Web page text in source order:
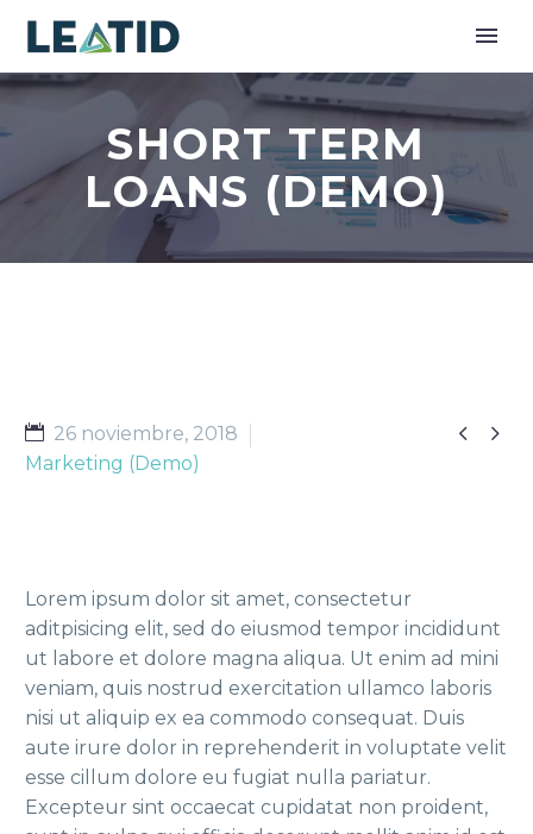
SHORT TERM
LOANS (DEMO)
 
26 noviembre, 2018
Marketing (Demo)
Lorem ipsum dolor sit amet, consectetur
aditpisicing elit, sed do eiusmod tempor incididunt
ut labore et dolore magna aliqua. Ut enim ad mini
veniam, quis nostrud exercitation ullamco laboris
nisi ut aliquip ex ea commodo consequat. Duis
aute irure dolor in reprehenderit in voluptate velit
esse cillum dolore eu fugiat nulla pariatur.
Excepteur sint occaecat cupidatat non proident,